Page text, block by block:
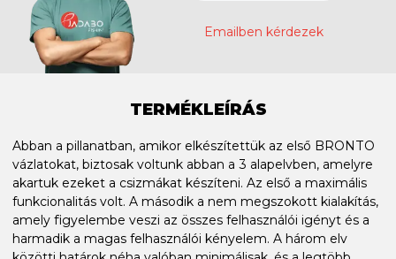
Emailben kérdezek
TERMÉKLEÍRÁS
Abban a pillanatban, amikor elkészítettük az első BRONTO
vázlatokat, biztosak voltunk abban a 3 alapelvben, amelyre
akartuk ezeket a csizmákat készíteni. Az első a maximális
funkcionalitás volt. A második a nem megszokott kialakítás,
amely figyelembe veszi az összes felhasználói igényt és a
harmadik a magas felhasználói kényelem. A három elv